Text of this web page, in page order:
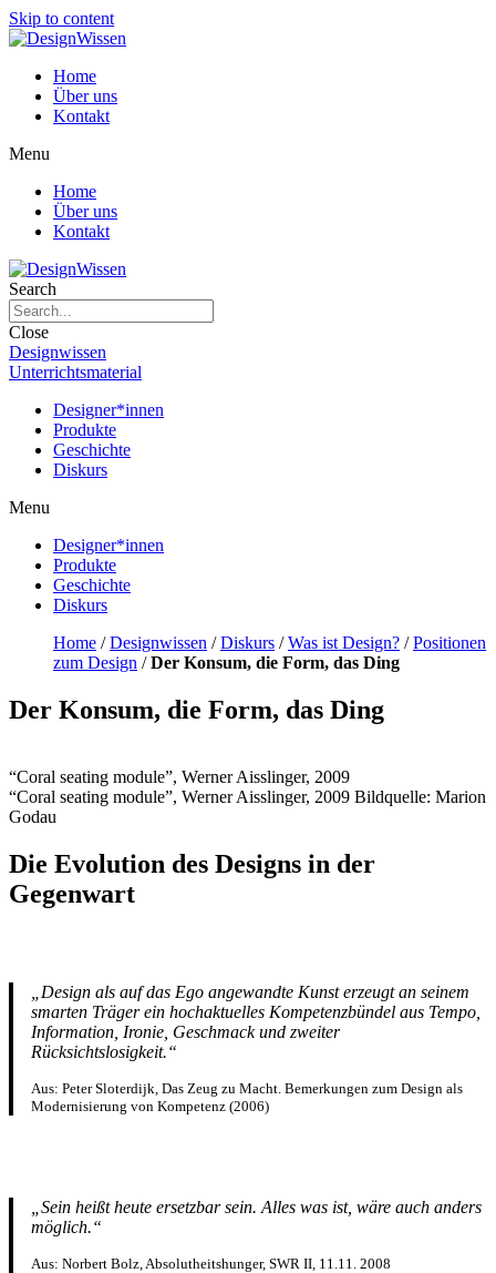
Skip to content
Home
Über uns
Kontakt
Menu
Home
Über uns
Kontakt
Search
Close
Designwissen
Unterrichtsmaterial
Designer*innen
Produkte
Geschichte
Diskurs
Menu
Designer*innen
Produkte
Geschichte
Diskurs
Home /Designwissen /Diskurs /Was ist Design? /Positionen
zum Design /Der Konsum, die Form, das Ding
Der Konsum, die Form, das Ding
“Coral seating module”, Werner Aisslinger, 2009
“Coral seating module”, Werner Aisslinger, 2009 Bildquelle: Marion
Godau
Die Evolution des Designs in der
Gegenwart
„Design als auf das Ego angewandte Kunst erzeugt an seinem
smarten Träger ein hochaktuelles Kompetenzbündel aus Tempo,
Information, Ironie, Geschmack und zweiter
Rücksichtslosigkeit.“
Aus: Peter Sloterdijk, Das Zeug zu Macht. Bemerkungen zum Design als
Modernisierung von Kompetenz (2006)
„Sein heißt heute ersetzbar sein. Alles was ist, wäre auch anders
möglich.“
Aus: Norbert Bolz, Absolutheitshunger, SWR II, 11.11. 2008